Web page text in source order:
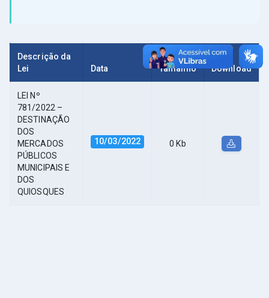
Descrição da
Lei
Data Tamanho Download
LEI Nº
781/2022 –
DESTINAÇÃO
DOS
MERCADOS
PÚBLICOS
MUNICIPAIS E
DOS
QUIOSQUES
10/03/2022 0 Kb